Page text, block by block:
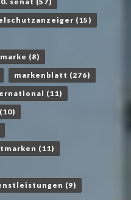
(15)
(8)
markenblatt (276)
(11)
(10)
(11)
(9)